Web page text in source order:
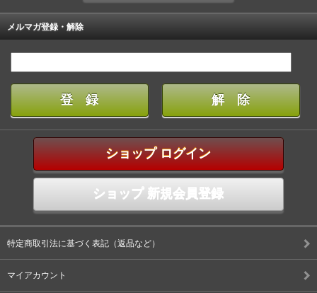
メルマガ登録・解除
ショップ ログイン
ショップ 新規会員登録
特定商取引法に基づく表記（返品など）
マイアカウント